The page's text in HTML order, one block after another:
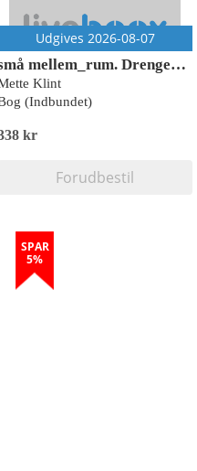
Udgives 2026-08-07
små mellem_rum. Drengen i spejlet
Klint
(Indbundet)
kr
Forudbestil
SPAR
5%